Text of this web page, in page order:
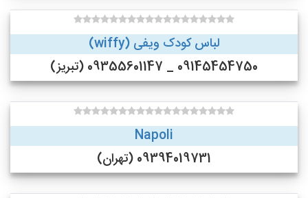
لباس کودک ویفی (wiffy)
09145454750 _ 09355601147 (تبریز)
Napoli
09394019731 (تهران)